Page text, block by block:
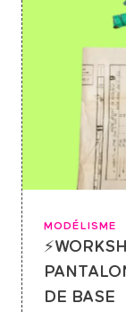
MODÉLISME
DE BASE